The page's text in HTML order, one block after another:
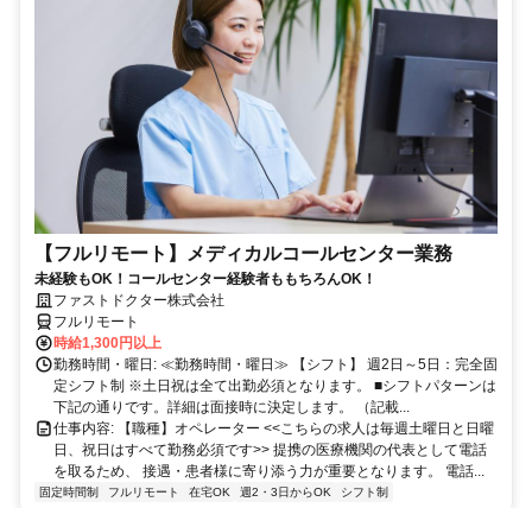
【フルリモート】メディカルコールセンター業務
未経験もOK！コールセンター経験者ももちろんOK！
ファストドクター株式会社
フルリモート
時給1,300円以上
勤務時間・曜日: ≪勤務時間・曜日≫ 【シフト】 週2日～5日：完全固
定シフト制 ※土日祝は全て出勤必須となります。ㅤ ■シフトパターンは
下記の通りです。詳細は面接時に決定します。 （記載...
仕事内容: 【職種】オペレーター <<こちらの求人は毎週土曜日と日曜
日、祝日はすべて勤務必須です>> 提携の医療機関の代表として電話
を取るため、 接遇・患者様に寄り添う力が重要となります。 電話...
固定時間制 フルリモート 在宅OK 週2・3日からOK シフト制